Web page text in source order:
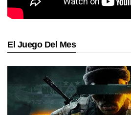
El Juego Del Mes